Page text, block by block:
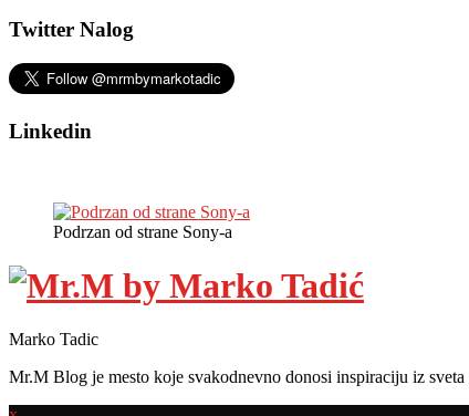
Twitter Nalog
Linkedin
Podrzan od strane Sony-a
Marko Tadic
Mr.M Blog je mesto koje svakodnevno donosi inspiraciju iz